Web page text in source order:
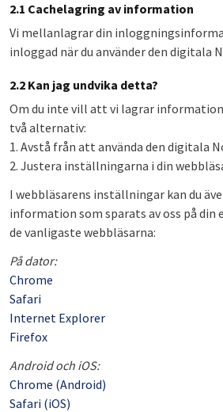
2.1 Cachelagring av information
Vi mellanlagrar din
inloggad när du använder den digitala
2.2 Kan jag undvika detta?
Om du inte vill att vi lagrar information
två alternativ:
1. Avstå från att använda den digitala
2. Justera inställningarna i din
I webbläsarens inställningar kan du
information som sparats av oss på din
de vanligaste webbläsarna:
På dator:
Chrome
Safari
Internet Explorer
Firefox
Android och iOS:
Chrome (Android)
Safari (iOS)